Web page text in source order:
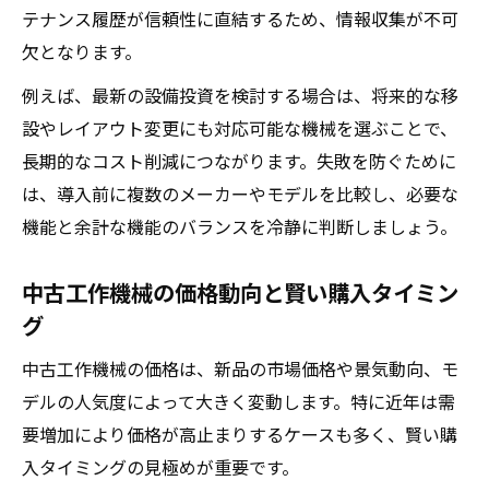
テナンス履歴が信頼性に直結するため、情報収集が不可
欠となります。
例えば、最新の設備投資を検討する場合は、将来的な移
設やレイアウト変更にも対応可能な機械を選ぶことで、
長期的なコスト削減につながります。失敗を防ぐために
は、導入前に複数のメーカーやモデルを比較し、必要な
機能と余計な機能のバランスを冷静に判断しましょう。
中古工作機械の価格動向と賢い購入タイミン
グ
中古工作機械の価格は、新品の市場価格や景気動向、モ
デルの人気度によって大きく変動します。特に近年は需
要増加により価格が高止まりするケースも多く、賢い購
入タイミングの見極めが重要です。